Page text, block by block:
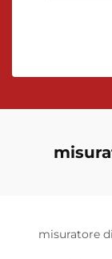
misuratore